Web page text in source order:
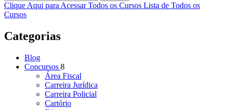
Clique Aqui para Acessar Todos os Cursos Lista de Todos os
Cursos
Categorias
Blog
Concursos 8
Área Fiscal
Carreira Jurídica
Carreira Policial
Cartório